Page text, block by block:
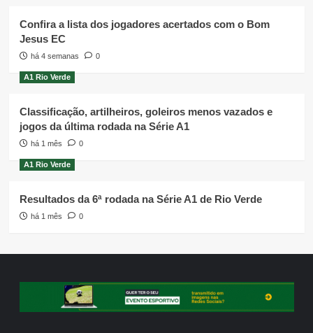
Confira a lista dos jogadores acertados com o Bom
Jesus EC
há 4 semanas 0
A1 Rio Verde
Classificação, artilheiros, goleiros menos vazados e
jogos da última rodada na Série A1
há 1 mês 0
A1 Rio Verde
Resultados da 6ª rodada na Série A1 de Rio Verde
há 1 mês 0